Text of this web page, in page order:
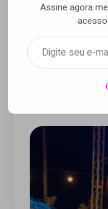
o
Assine agora
Digite seu e-mail…